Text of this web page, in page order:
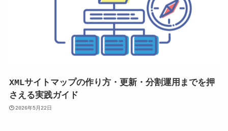
XMLサイトマップの作り方・更新・分割運用までを押
さえる実践ガイド
2026年5月22日